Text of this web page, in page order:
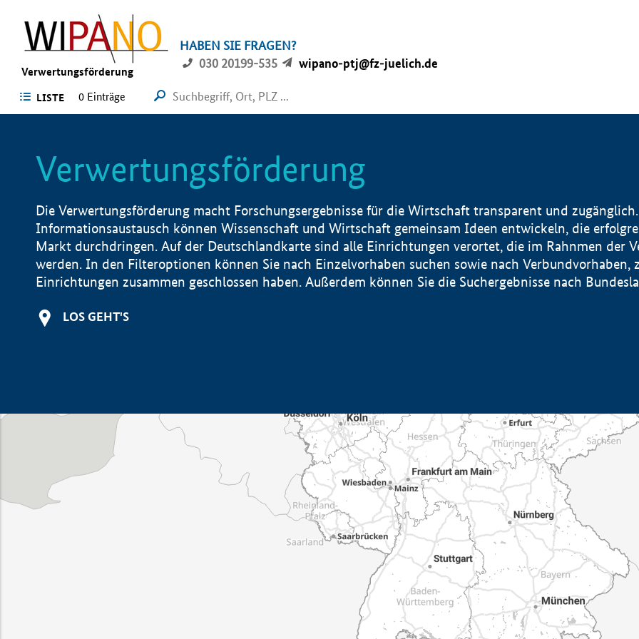
Verwertungsförderung
HABEN SIE FRAGEN?
030 20199-535
wipano-ptj@fz-juelich.de
LISTE 0 Einträge
Verwertungsförderung
Die Verwertungsförderung macht Forschungsergebnisse für die Wirtschaft transparent und
Informationsaustausch können Wissenschaft und Wirtschaft gemeinsam Ideen entwickeln, die
Markt durchdringen. Auf der Deutschlandkarte sind alle Einrichtungen verortet, die im Rahnmen der
werden. In den Filteroptionen können Sie nach Einzelvorhaben suchen sowie nach Verbundvorhaben,
Einrichtungen zusammen geschlossen haben. Außerdem können Sie die Suchergebnisse nach
LOS GEHT'S